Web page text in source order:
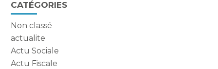
sidebar
CATÉGORIES
Non classé
actualite
Actu Sociale
Actu Fiscale